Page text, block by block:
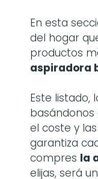
En esta
del hogar
productos
aspiradora
Este listado,
el coste y
garantiza
compres la
elijas, será